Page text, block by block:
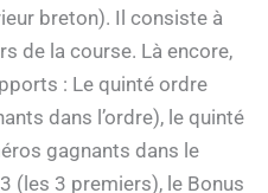
breton). Il consiste à
de la course. Là encore,
: Le quinté ordre
dans l’ordre), le quinté
gagnants dans le
(les 3 premiers), le Bonus